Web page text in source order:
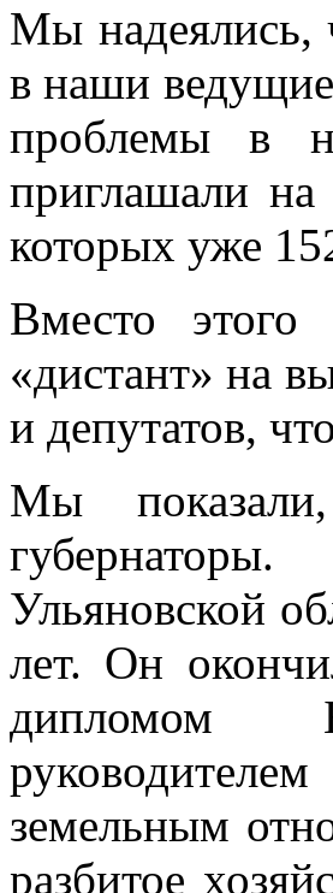
Мы надеялись,
в наши ведущие
проблемы в
приглашали
которых уже
Вместо этого
«дистант» на
и депутатов,
Мы
Ульяновской
лет. Он
дипломом
земельным
разбитое